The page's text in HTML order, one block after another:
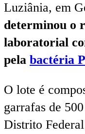
Luziânia, em
determinou o
laboratorial
pela bactéria
O lote é
garrafas de
Distrito